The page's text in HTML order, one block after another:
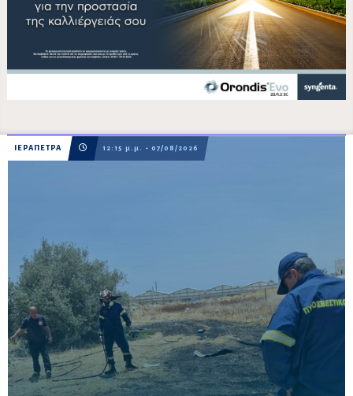
ΙΕΡΑΠΕΤΡΑ 12:15 μ.μ. - 07/08/2026